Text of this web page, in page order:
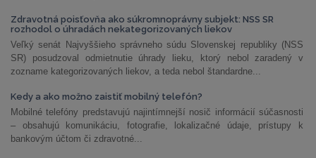
Zdravotná poisťovňa ako súkromnoprávny subjekt: NSS SR
rozhodol o úhradách nekategorizovaných liekov
Veľký senát Najvyššieho správneho súdu Slovenskej republiky (NSS
SR) posudzoval odmietnutie úhrady lieku, ktorý nebol zaradený v
zozname kategorizovaných liekov, a teda nebol štandardne...
Kedy a ako možno zaistiť mobilný telefón?
Mobilné telefóny predstavujú najintímnejší nosič informácií súčasnosti
– obsahujú komunikáciu, fotografie, lokalizačné údaje, prístupy k
bankovým účtom či zdravotné...